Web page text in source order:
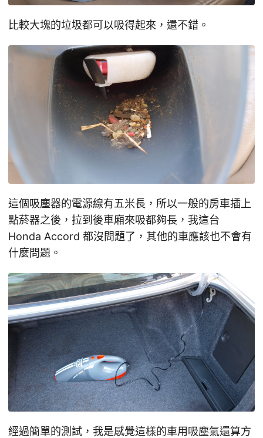
比較大塊的垃圾都可以吸得起來，還不錯。
這個吸塵器的電源線有五米長，所以一般的房車插上
點菸器之後，拉到後車廂來吸都夠長，我這台
Honda Accord 都沒問題了，其他的車應該也不會有
什麼問題。
經過簡單的測試，我是感覺這樣的車用吸塵氣還算方